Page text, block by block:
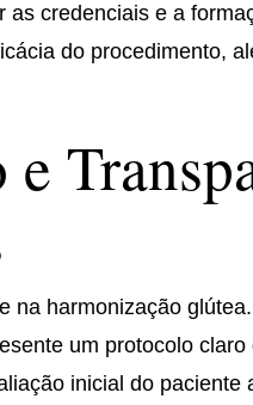
as credenciais e a
do procedimento,
na harmonização
um protocolo
inicial do paciente